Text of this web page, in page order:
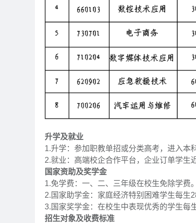
升学及就业
1.升学：参加职教单招或分类高考，进入本
2.就业：高端校企合作平台，企业订单学生
国家资助及奖学金
1.免学费：一、二、三年级在校生免除学费。
2.国家助学金：家庭经济特别困难学生每生
3.国家奖学金：在校生中表现优秀的学生每
招生对象及收费标准